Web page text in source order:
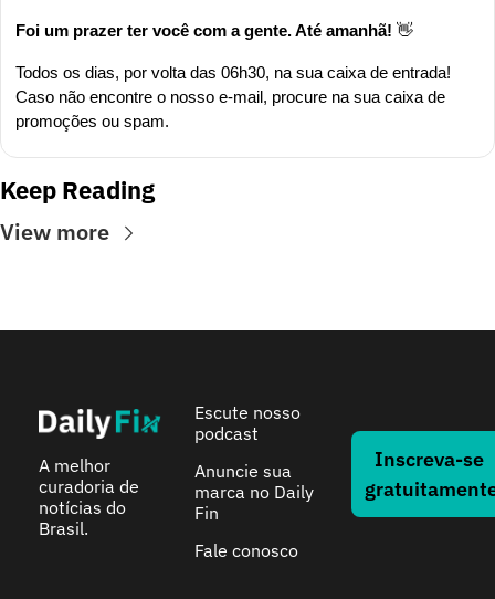
Foi um prazer ter você com a gente. Até amanhã! 👋
Todos os dias, por volta das 06h30, na sua caixa de entrada!
Caso não encontre o nosso e-mail, procure na sua caixa de
promoções ou spam.
Keep Reading
View more
A melhor
curadoria de
notícias do
Brasil.
Escute nosso
podcast
Anuncie sua
marca no Daily
Fin
Fale conosco
Inscreva-se